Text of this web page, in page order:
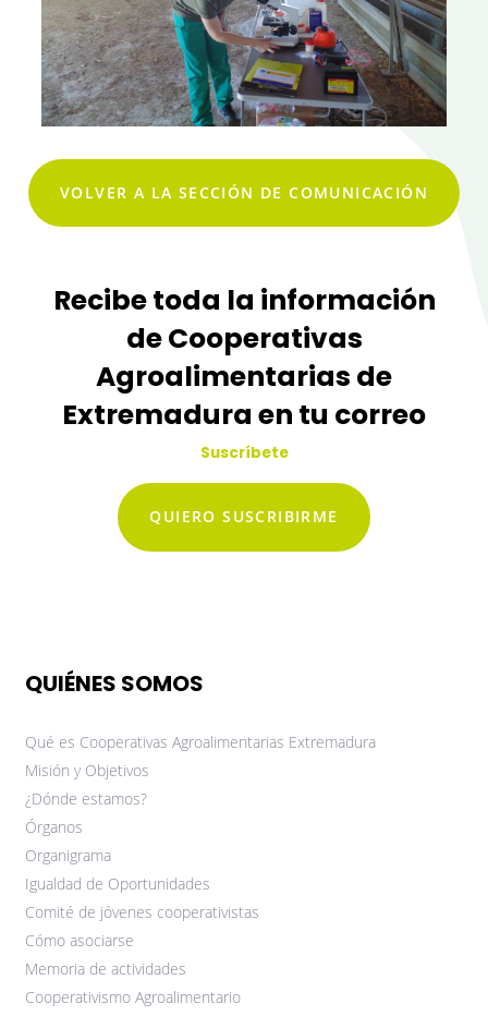
VOLVER A LA SECCIÓN DE COMUNICACIÓN
Recibe toda la información
de Cooperativas
Agroalimentarias de
Extremadura en tu correo
Suscríbete
QUIERO SUSCRIBIRME
QUIÉNES SOMOS
Qué es Cooperativas Agroalimentarias Extremadura
Misión y Objetivos
¿Dónde estamos?
Órganos
Organigrama
Igualdad de Oportunidades
Comité de jóvenes cooperativistas
Cómo asociarse
Memoria de actividades
Cooperativismo Agroalimentario